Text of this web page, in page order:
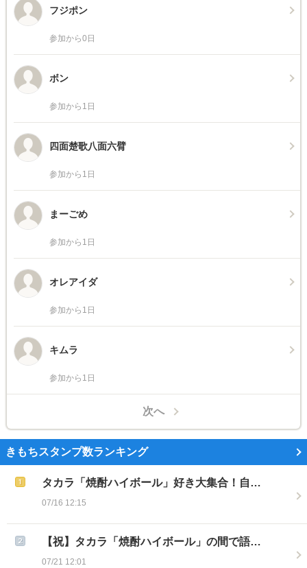
フジポン
参加から0日
ボン
参加から1日
四面楚歌八面六臂
参加から1日
まーごめ
参加から1日
オレアイダ
参加から1日
キムラ
参加から1日
次へ
きもちスタンプ数ランキング
タカラ「焼酎ハイボール」好き大集合！自…
07/16 12:15
【祝】タカラ「焼酎ハイボール」の間で語…
07/21 12:01